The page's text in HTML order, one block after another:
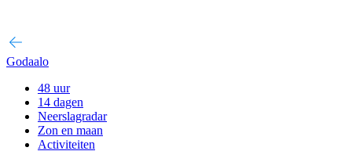
Godaalo
48 uur
14 dagen
Neerslagradar
Zon en maan
Activiteiten